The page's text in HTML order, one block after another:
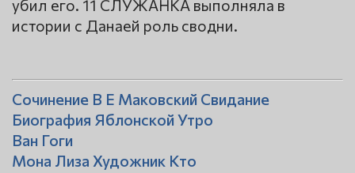
убил его. 11 СЛУЖАНКА выполняла в
истории с Данаей роль сводни.
Сочинение В Е Маковский Свидание
Биография Яблонской Утро
Ван Гоги
Мона Лиза Художник Кто